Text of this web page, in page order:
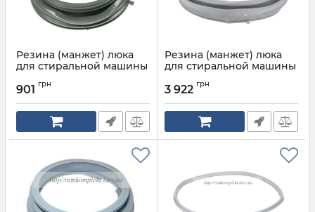
Резина (манжет) люка
для стиральной машины
Артикул:
901 грн
Резина (манжет) люка
для стиральной машины
Артикул:
3 922 грн